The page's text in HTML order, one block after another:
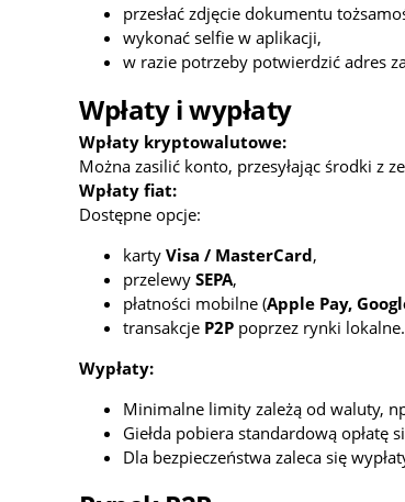
przesłać zdjęcie dokumentu
wykonać selfie w aplikacji,
w razie potrzeby potwierdzić adres
Wpłaty i wypłaty
Wpłaty kryptowalutowe:
Można zasilić konto, przesyłając środki z
Wpłaty fiat:
Dostępne opcje:
kartyVisa / MasterCard,
przelewySEPA,
płatności mobilne (Apple Pay,
transakcje P2P poprzez rynki lokalne.
Wypłaty:
Minimalne limity zależą od waluty,
Giełda pobiera standardową opłatę
Dla bezpieczeństwa zaleca się